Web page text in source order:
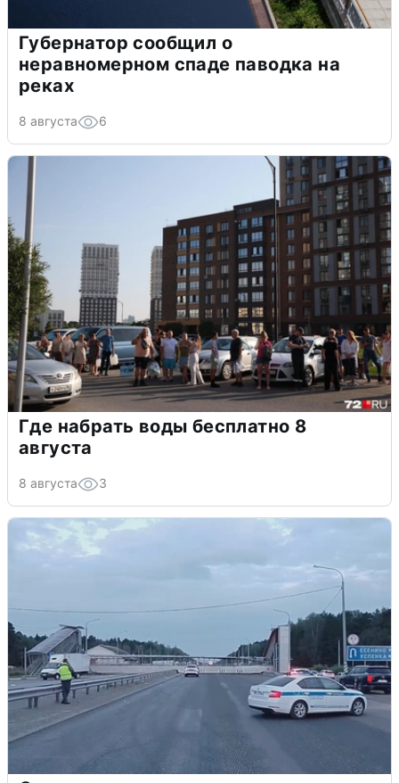
Губернатор сообщил о
неравномерном спаде паводка на
реках
8 августа 6
Где набрать воды бесплатно 8
августа
8 августа 3